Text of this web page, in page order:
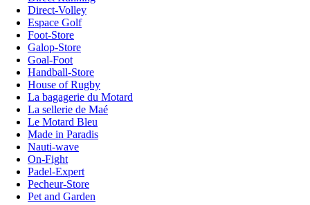
Direct-Volley
Espace Golf
Foot-Store
Galop-Store
Goal-Foot
Handball-Store
House of Rugby
La bagagerie du Motard
La sellerie de Maé
Le Motard Bleu
Made in Paradis
Nauti-wave
On-Fight
Padel-Expert
Pecheur-Store
Pet and Garden